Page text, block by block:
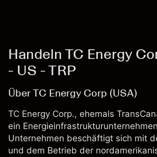
Handeln TC Energy
- US - TRP
Über TC Energy Corp (USA)
TC Energy Corp., ehemals
ein
Unternehmen beschäftigt sich mit
und dem Betrieb der